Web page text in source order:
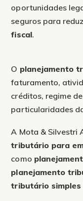
oportunidades
seguros para
fiscal.
O planejamento
faturamento,
créditos, regime
particularidades
A Mota & Silvestri
tributário para
como
planejamento
tributário simples